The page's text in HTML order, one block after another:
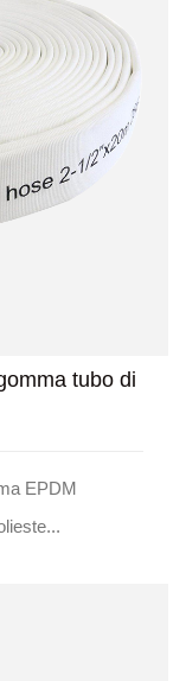
tubo di
EPDM
in polieste...